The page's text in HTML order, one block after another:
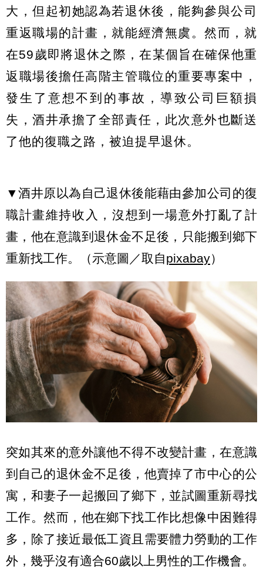
大，但起初她認為若退休後，能夠參與公司
重返職場的計畫，就能經濟無虞。然而，就
在59歲即將退休之際，在某個旨在確保他重
返職場後擔任高階主管職位的重要專案中，
發生了意想不到的事故，導致公司巨額損
失，酒井承擔了全部責任，此次意外也斷送
了他的復職之路，被迫提早退休。
▼酒井原以為自己退休後能藉由參加公司的復
職計畫維持收入，沒想到一場意外打亂了計
畫，他在意識到退休金不足後，只能搬到鄉下
重新找工作。（示意圖／取自pixabay）
突如其來的意外讓他不得不改變計畫，在意識
到自己的退休金不足後，他賣掉了市中心的公
寓，和妻子一起搬回了鄉下，並試圖重新尋找
工作。然而，他在鄉下找工作比想像中困難得
多，除了接近最低工資且需要體力勞動的工作
外，幾乎沒有適合60歲以上男性的工作機會。